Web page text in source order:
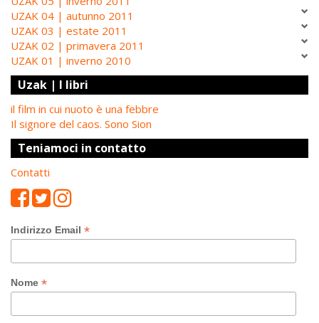
UZAK 04 | autunno 2011
UZAK 03 | estate 2011
UZAK 02 | primavera 2011
UZAK 01 | inverno 2010
Uzak | I libri
il film in cui nuoto è una febbre
Il signore del caos. Sono Sion
Teniamoci in contatto
Contatti
Indirizzo Email *
Nome *